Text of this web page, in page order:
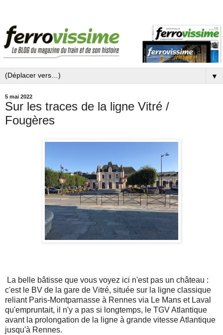
▼
5 mai 2022
Sur les traces de la ligne Vitré /
Fougères
La belle bâtisse que vous voyez ici n'est pas un château :
c'est le BV de la gare de Vitré, située sur la ligne classique
reliant Paris-Montparnasse à Rennes via Le Mans et Laval
qu'empruntait, il n'y a pas si longtemps, le TGV Atlantique
avant la prolongation de la ligne à grande vitesse Atlantique
jusqu'à Rennes.